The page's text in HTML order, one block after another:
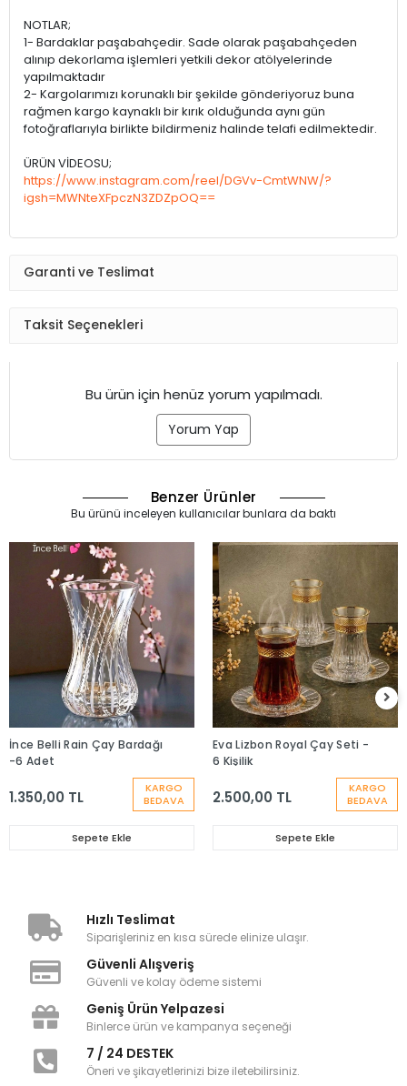
NOTLAR;
1- Bardaklar paşabahçedir. Sade olarak paşabahçeden
alınıp dekorlama işlemleri yetkili dekor atölyelerinde
yapılmaktadır
2- Kargolarımızı korunaklı bir şekilde gönderiyoruz buna
rağmen kargo kaynaklı bir kırık olduğunda aynı gün
fotoğraflarıyla birlikte bildirmeniz halinde telafi edilmektedir.
ÜRÜN VİDEOSU;
https://www.instagram.com/reel/DGVv-CmtWNW/?
igsh=MWNteXFpczN3ZDZpOQ==
Garanti ve Teslimat
Taksit Seçenekleri
Bu ürün için henüz yorum yapılmadı.
Yorum Yap
Benzer Ürünler
Bu ürünü inceleyen kullanıcılar bunlara da baktı
KARGO
BEDAVA
İnce Belli Rain Çay Bardağı
-6 Adet
1.350,00 TL
Sepete Ekle
KARGO
BEDAVA
Eva Lizbon Royal Çay Seti -
6 Kişilik
2.500,00 TL
Sepete Ekle
Hızlı Teslimat
Siparişleriniz en kısa sürede elinize ulaşır.
Güvenli Alışveriş
Güvenli ve kolay ödeme sistemi
Geniş Ürün Yelpazesi
Binlerce ürün ve kampanya seçeneği
7 / 24 DESTEK
Öneri ve şikayetlerinizi bize iletebilirsiniz.